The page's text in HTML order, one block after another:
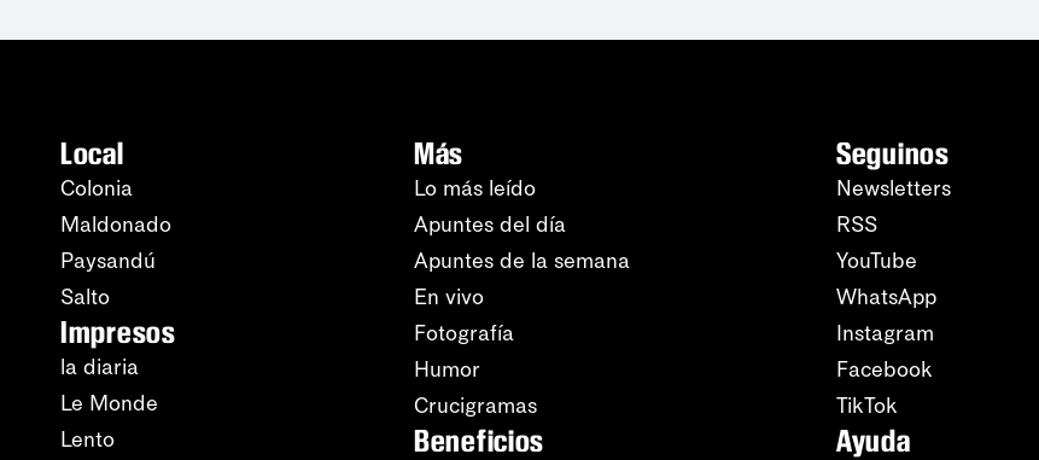
Local
Colonia
Maldonado
Paysandú
Salto
Impresos
la diaria
Le Monde
Lento
Más
Lo más leído
Apuntes del día
Apuntes de la semana
En vivo
Fotografía
Humor
Crucigramas
Beneficios
Seguinos
Newsletters
RSS
YouTube
WhatsApp
Instagram
Facebook
TikTok
Ayuda